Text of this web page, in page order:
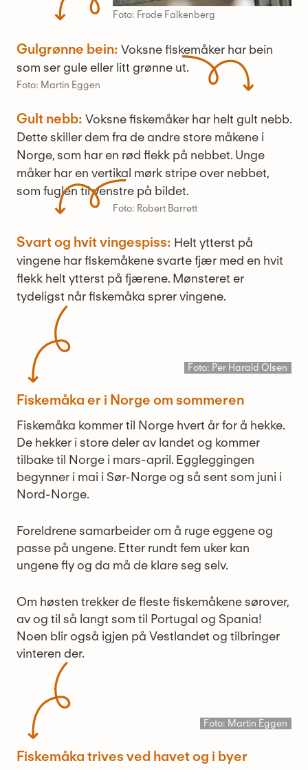
Foto: Frode Falkenberg
Gulgrønne bein: Voksne fiskemåker har bein
som ser gule eller litt grønne ut.
Foto: Martin Eggen
Gult nebb: Voksne fiskemåker har helt gult nebb.
Dette skiller dem fra de andre store måkene i
Norge, som har en rød flekk på nebbet. Unge
måker har en vertikal mørk stripe over nebbet,
som fuglen til venstre på bildet.
Foto: Robert Barrett
Svart og hvit vingespiss: Helt ytterst på
vingene har fiskemåkene svarte fjær med en hvit
flekk helt ytterst på fjærene. Mønsteret er
tydeligst når fiskemåka sprer vingene.
Foto: Per Harald Olsen
Fiskemåka er i Norge om sommeren
Fiskemåka kommer til Norge hvert år for å hekke.
De hekker i store deler av landet og kommer
tilbake til Norge i mars-april. Eggleggingen
begynner i mai i Sør-Norge og så sent som juni i
Nord-Norge.
Foreldrene samarbeider om å ruge eggene og
passe på ungene. Etter rundt fem uker kan
ungene fly og da må de klare seg selv.
Om høsten trekker de fleste fiskemåkene sørover,
av og til så langt som til Portugal og Spania!
Noen blir også igjen på Vestlandet og tilbringer
vinteren der.
Foto: Martin Eggen
Fiskemåka trives ved havet og i byer